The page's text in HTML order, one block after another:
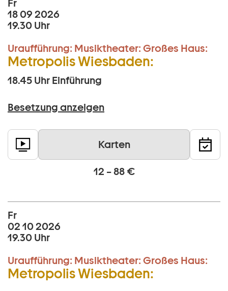
Fr
18 09 2026
19.30 Uhr
Uraufführung: Musiktheater: Großes Haus:
Metropolis Wiesbaden:
18.45 Uhr Einführung
Besetzung anzeigen
Karten
12 – 88 €
Fr
02 10 2026
19.30 Uhr
Uraufführung: Musiktheater: Großes Haus:
Metropolis Wiesbaden: